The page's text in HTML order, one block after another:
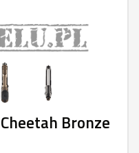
Bronze